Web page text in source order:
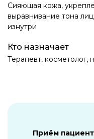
Сияющая кожа,
выравнивание тона
изнутри
Кто назначает
Терапевт, косметолог,
Приём